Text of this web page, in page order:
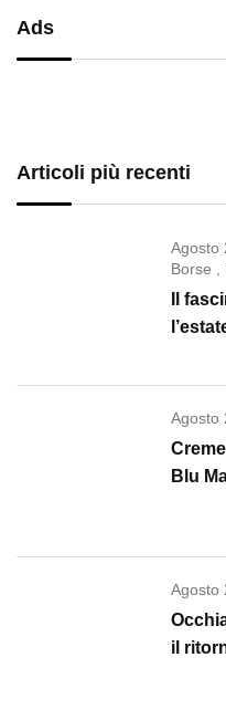
Ads
Articoli più recenti
Agosto
Borse
Il
Agosto
Blu
Agosto
il